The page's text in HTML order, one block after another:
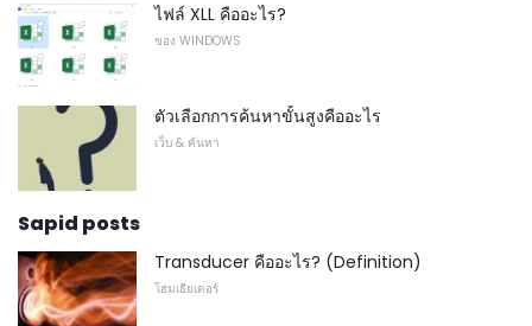
ไฟล์ XLL คืออะไร?
ของ WINDOWS
ตัวเลือกการค้นหาขั้นสูงคืออะไร
เว็บ & ค้นหา
Sapid posts
Transducer คืออะไร? (Definition)
โฮมเธียเตอร์